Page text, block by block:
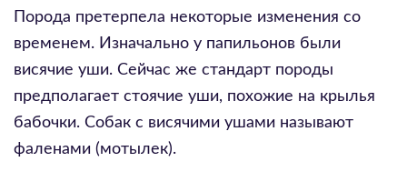
Порода претерпела некоторые изменения со
временем. Изначально у папильонов были
висячие уши. Сейчас же стандарт породы
предполагает стоячие уши, похожие на крылья
бабочки. Собак с висячими ушами называют
фаленами (мотылек).